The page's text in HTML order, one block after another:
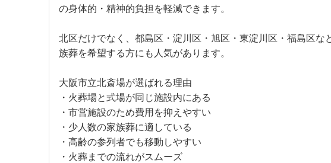
の身体的・精神的負担を軽減できます。
北区だけでなく、都島区・淀川区・旭区・東淀川区・福島区な
族葬を希望する方にも人気があります。
大阪市立北斎場が選ばれる理由
・火葬場と式場が同じ施設内にある
・市営施設のため費用を抑えやすい
・少人数の家族葬に適している
・高齢の参列者でも移動しやすい
・火葬までの流れがスムーズ